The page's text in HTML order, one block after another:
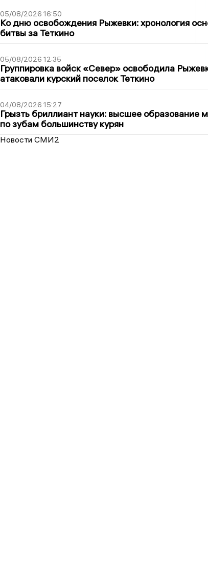
05/08/2026 16:50
Ко дню освобождения Рыжевки: хронология
битвы за Теткино
05/08/2026 12:35
Группировка войск «Север» освободила
атаковали курский поселок Теткино
04/08/2026 15:27
Грызть бриллиант науки: высшее образование
по зубам большинству курян
Новости СМИ2